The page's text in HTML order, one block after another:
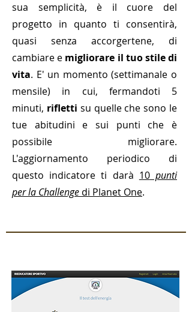
sua semplicità, è il cuore del
progetto in quanto ti consentirà,
quasi senza accorgertene, di
cambiare e migliorare il tuo stile di
vita. E' un momento (settimanale o
mensile) in cui, fermandoti 5
minuti, rifletti su quelle che sono le
tue abitudini e sui punti che è
possibile migliorare.
L'aggiornamento periodico di
questo indicatore ti darà 10punti
per la Challenge di Planet One.